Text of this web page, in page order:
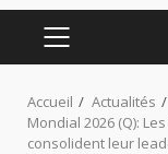
MENU
PRINCIPAL
Accueil Actualités
Mondial 2026 (Q):
consolident leur